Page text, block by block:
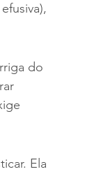
do
Ela